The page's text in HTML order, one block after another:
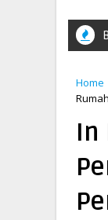
Home
In